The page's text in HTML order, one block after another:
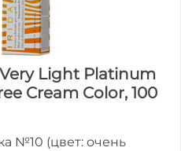
Very Light Platinum
Cream Color, 100
№10 (цвет: очень